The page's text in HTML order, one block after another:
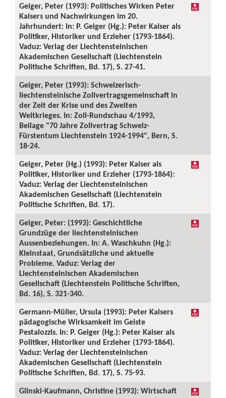
Geiger, Peter (1993): Politisches Wirken Peter
Kaisers und Nachwirkungen im 20.
Jahrhundert: In: P. Geiger (Hg.): Peter Kaiser als
Politiker, Historiker und Erzieher (1793-1864).
Vaduz: Verlag der Liechtensteinischen
Akademischen Gesellschaft (Liechtenstein
Politische Schriften, Bd. 17), S. 27-41.
Geiger, Peter (1993): Schweizerisch-
liechtensteinische Zollvertragsgemeinschaft in
der Zeit der Krise und des Zweiten
Weltkrieges. In: Zoll-Rundschau 4/1993,
Beilage "70 Jahre Zollvertrag Schweiz-
Fürstentum Liechtenstein 1924-1994", Bern, S.
18-24.
Geiger, Peter (Hg.) (1993): Peter Kaiser als
Politiker, Historiker und Erzieher (1793-1864):
Vaduz: Verlag der Liechtensteinischen
Akademischen Gesellschaft (Liechtenstein
Politische Schriften, Bd. 17).
Geiger, Peter: (1993): Geschichtliche
Grundzüge der liechtensteinischen
Aussenbeziehungen. In: A. Waschkuhn (Hg.):
Kleinstaat, Grundsätzliche und aktuelle
Probleme. Vaduz: Verlag der
Liechtensteinischen Akademischen
Gesellschaft (Liechtenstein Politische Schriften,
Bd. 16), S. 321-340.
Germann-Müller, Ursula (1993): Peter Kaisers
pädagogische Wirksamkeit im Geiste
Pestalozzis. In: P. Geiger (Hg.): Peter Kaiser als
Politiker, Historiker und Erzieher (1793-1864).
Vaduz: Verlag der Liechtensteinischen
Akademischen Gesellschaft (Liechtenstein
Politische Schriften, Bd. 17), S. 75-93.
Glinski-Kaufmann, Christine (1993): Wirtschaft